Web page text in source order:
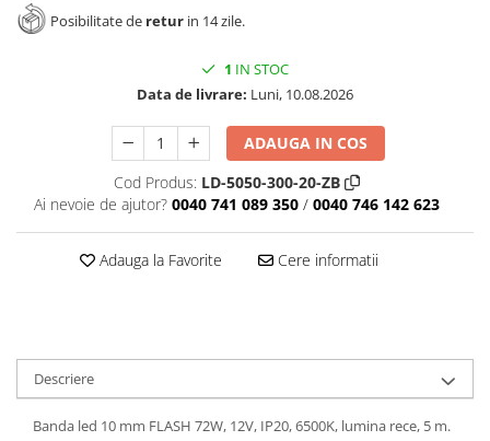
Posibilitate de retur in 14 zile.
1 IN STOC
Data de livrare: Luni, 10.08.2026
ADAUGA IN COS
Cod Produs: LD-5050-300-20-ZB
Ai nevoie de ajutor? 0040 741 089 350 / 0040 746 142 623
Adauga la Favorite Cere informatii
Descriere
Banda led 10 mm FLASH 72W, 12V, IP20, 6500K, lumina rece, 5 m.